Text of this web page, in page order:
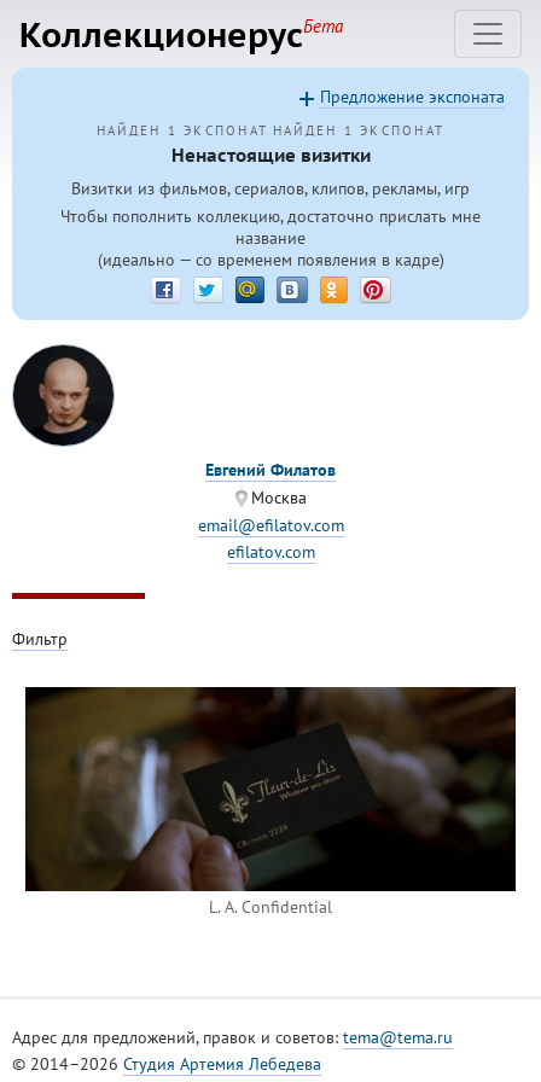
КоллекционерусБета
НАЙДЕН 1 ЭКСПОНАТ НАЙДЕН 1 ЭКСПОНАТ
Ненастоящие визитки
Визитки из фильмов, сериалов, клипов, рекламы, игр
Чтобы пополнить коллекцию, достаточно прислать мне
название
(идеально — со временем появления в кадре)
Предложение экспоната
Евгений Филатов
Москва
email@efilatov.com
efilatov.com
L. A. Confidential
Фильтр
Адрес для предложений, правок и советов: tema@tema.ru
© 2014–2026 Студия Артемия Лебедева